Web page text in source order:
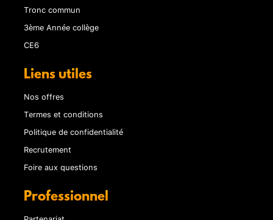
Tronc commun
3ème Année collège
CE6
Liens utiles
Nos offres
Termes et conditions
Politique de confidentialité
Recrutement
Foire aux questions
Professionnel